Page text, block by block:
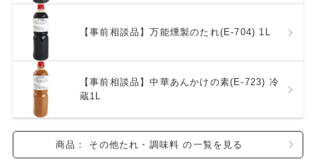
【事前相談品】万能燻製のたれ(E-704) 1L
【事前相談品】中華あんかけの素(E-723) 冷
蔵1L
商品： その他たれ・調味料 の一覧を見る